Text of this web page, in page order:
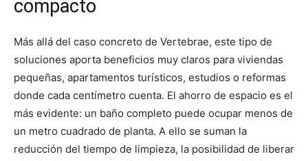
compacto
Más allá del caso concreto de Vertebrae, este tipo de
soluciones aporta beneficios muy claros para viviendas
pequeñas, apartamentos turísticos, estudios o reformas
donde cada centímetro cuenta. El ahorro de espacio es el
más evidente: un baño completo puede ocupar menos de
un metro cuadrado de planta. A ello se suman la
reducción del tiempo de limpieza, la posibilidad de liberar